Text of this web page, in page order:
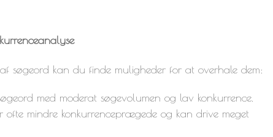
søgeord kan du finde muligheder for at overhale dem:
med moderat søgevolumen og lav konkurrence.
ofte mindre konkurrenceprægede og kan drive meget